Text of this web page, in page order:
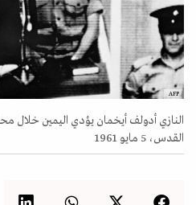
AFP
النازي أدولف أيخمان يؤدي اليمين خلال
القدس، 5 مايو 1961